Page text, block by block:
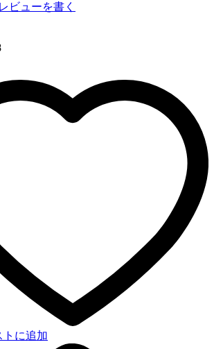
ビューを書く
トに追加